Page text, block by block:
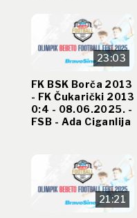
23:03
FK BSK Borča 2013
- FK Čukarički 2013
0:4 - 08.06.2025. -
FSB - Ada Ciganlija
21:21